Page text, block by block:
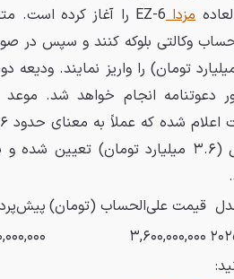
مزدا
قیمت علی‌الحساب (تومان)
۳,۶۰۰,۰۰۰,۰۰۰